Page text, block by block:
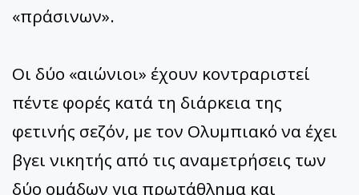
«πράσινων».
Οι δύο «αιώνιοι» έχουν κοντραριστεί
πέντε φορές κατά τη διάρκεια της
φετινής σεζόν, με τον Ολυμπιακό να έχει
βγει νικητής από τις αναμετρήσεις των
δύο ομάδων για πρωτάθλημα και